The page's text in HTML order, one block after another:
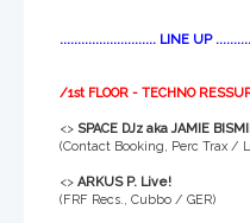
........................... LINE UP
/1st FLOOR - TECHNO
<> SPACE DJz aka JAMIE
(Contact Booking, Perc Trax /
<> ARKUS P. Live!
(FRF Recs., Cubbo / GER)